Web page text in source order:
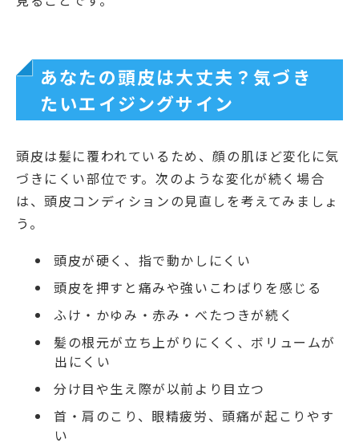
あなたの頭皮は大丈夫？気づき
たいエイジングサイン
頭皮は髪に覆われているため、顔の肌ほど変化に気
づきにくい部位です。次のような変化が続く場合
は、頭皮コンディションの見直しを考えてみましょ
う。
頭皮が硬く、指で動かしにくい
頭皮を押すと痛みや強いこわばりを感じる
ふけ・かゆみ・赤み・べたつきが続く
髪の根元が立ち上がりにくく、ボリュームが
出にくい
分け目や生え際が以前より目立つ
首・肩のこり、眼精疲労、頭痛が起こりやす
い